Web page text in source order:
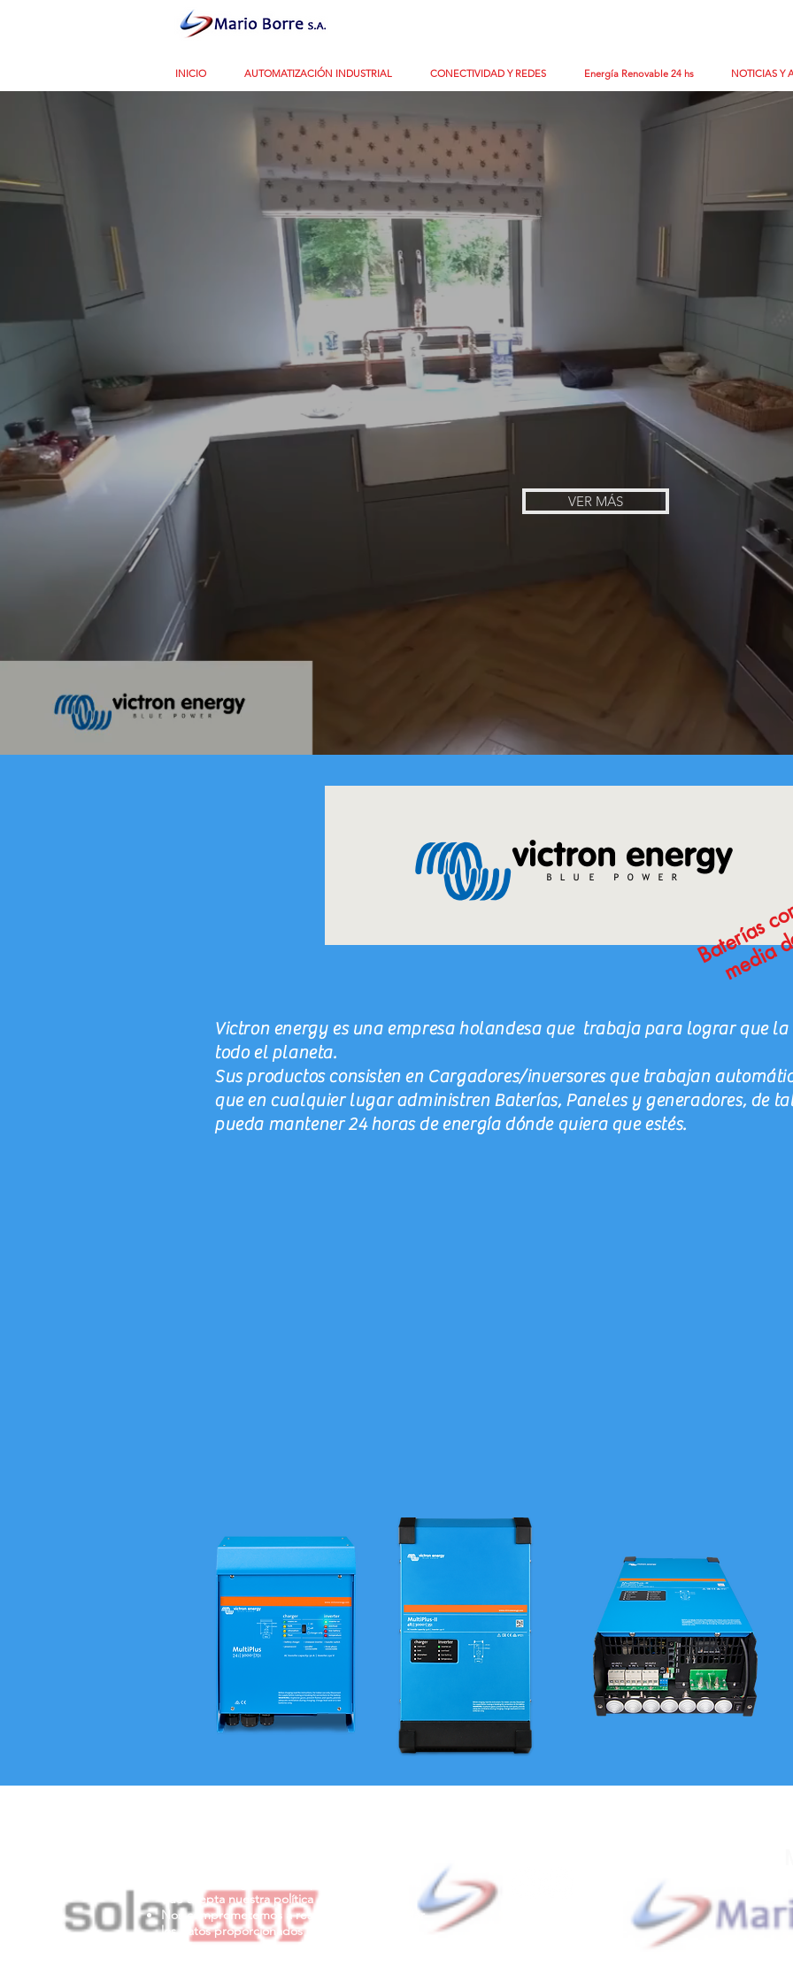
INICIO AUTOMATIZACIÓN INDUSTRIAL CONECTIVIDAD Y REDES Energía Renovable 24 hs NOTICIAS Y
VER MÁS
Victron energy es una empresa holandesa que trabaja para lograr que
todo el planeta.
Sus productos consisten en Cargadores/inversores que trabajan
que en cualquier lugar administren Baterías, Paneles y generadores, de
pueda mantener 24 horas de energía dónde quiera que estés.
que acepta nuestra política de cookies.
Nos comprometemos a respetar y salvaguardar
los datos proporcionados por el usuario